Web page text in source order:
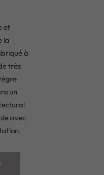
et
la
à
très
un
avec